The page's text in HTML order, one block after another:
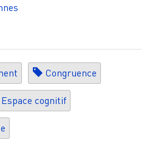
Congruence
Espace cognitif